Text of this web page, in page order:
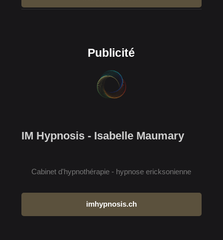
Publicité
IM Hypnosis - Isabelle Maumary
Cabinet d'hypnothérapie - hypnose ericksonienne
imhypnosis.ch